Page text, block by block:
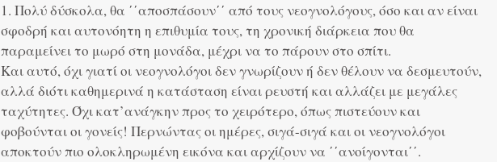
1. Πολύ δύσκολα, θα ΄΄αποσπάσουν΄΄ από τους νεογνολόγους, όσο και αν είναι
σφοδρή και αυτονόητη η επιθυμία τους, τη χρονική διάρκεια που θα
παραμείνει το μωρό στη μονάδα, μέχρι να το πάρουν στο σπίτι.
Και αυτό, όχι γιατί οι νεογνολόγοι δεν γνωρίζουν ή δεν θέλουν να δεσμευτούν,
αλλά διότι καθημερινά η κατάσταση είναι ρευστή και αλλάζει με μεγάλες
ταχύτητες. Όχι κατ’ανάγκην προς το χειρότερο, όπως πιστεύουν και
φοβούνται οι γονείς! Περνώντας οι ημέρες, σιγά-σιγά και οι νεογνολόγοι
αποκτούν πιο ολοκληρωμένη εικόνα και αρχίζουν να ΄΄ανοίγονται΄΄.